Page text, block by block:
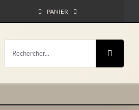
PANIER
Rechercher: